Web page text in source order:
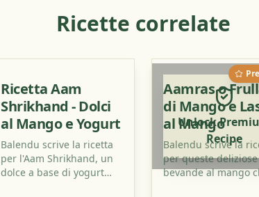
Ricette correlate
Ricetta Aam
Shrikhand - Dolci
al Mango e Yogurt
Balendu scrive la ricetta
per l'Aam Shrikhand, un
dolce a base di yogurt
Unlock
Recipe
Aamras o
di Mango e
al Mango
Balendu scrive la
per queste deliziose
bevande al mango